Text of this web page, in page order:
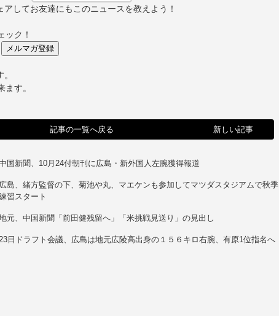
アしてお友達にもこのニュースを教えよう！
ック！
す。
記事の一覧へ戻る 新しい記事
国新聞、10月24付朝刊に広島・新外国人左腕獲得報道
広島、緒方監督の下、菊池や丸、マエケンも参加してマツダスタジアムで秋季
習スタート
元、中国新聞「前田健残留へ」「米挑戦見送り」の見出し
日ドラフト会議、広島は地元広陵高出身の１５６キロ右腕、有原1位指名へ